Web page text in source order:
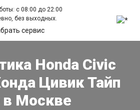
с 08:00 до 22:00
без выходных.
сервис
Honda Civic
Цивик Тайп
в Москве